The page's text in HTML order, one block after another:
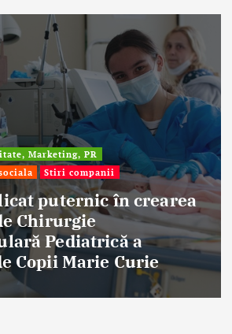
Marketing, PR
Stiri companii
puternic în crearea
Chirurgie
Pediatrică a
Copii Marie Curie